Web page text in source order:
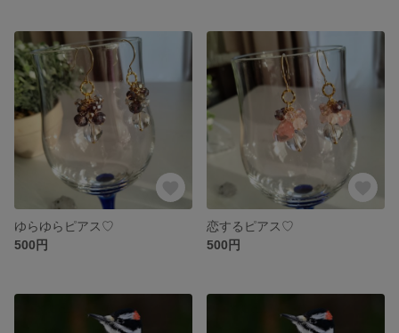
ゆらゆらピアス♡
500円
恋するピアス♡
500円